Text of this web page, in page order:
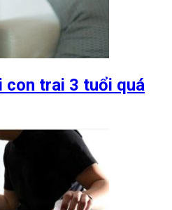
con trai 3 tuổi quá